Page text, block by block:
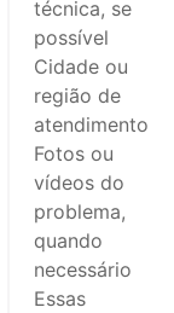
técnica, se
possível
Cidade ou
região de
atendimento
Fotos ou
vídeos do
problema,
quando
necessário
Essas